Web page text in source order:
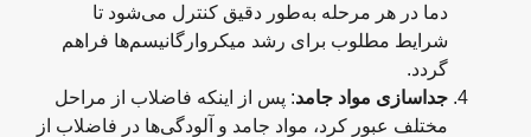
دما در هر مرحله به‌طور دقیق کنترل می‌شود تا
شرایط مطلوب برای رشد میکروارگانیسم‌ها فراهم
گردد.
جداسازی مواد جامد: پس از اینکه فاضلاب از مراحل
مختلف عبور کرد، مواد جامد و آلودگی‌ها در فاضلاب از